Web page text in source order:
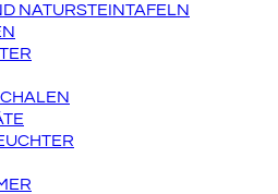
NATURSTEINTAFELN